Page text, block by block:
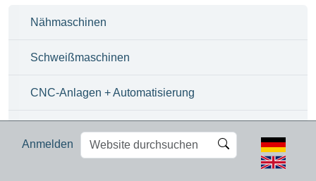
Anmelden
Website
durchsuchen
Erweiterte
Suche…
Nähmaschinen
Schweißmaschinen
CNC-Anlagen + Automatisierung